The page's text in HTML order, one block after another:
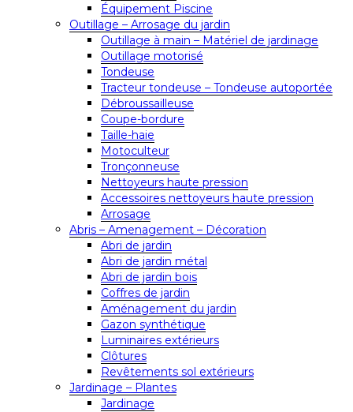
Équipement Piscine
Outillage – Arrosage du jardin
Outillage à main – Matériel de jardinage
Outillage motorisé
Tondeuse
Tracteur tondeuse – Tondeuse autoportée
Débroussailleuse
Coupe-bordure
Taille-haie
Motoculteur
Tronçonneuse
Nettoyeurs haute pression
Accessoires nettoyeurs haute pression
Arrosage
Abris – Amenagement – Décoration
Abri de jardin
Abri de jardin métal
Abri de jardin bois
Coffres de jardin
Aménagement du jardin
Gazon synthétique
Luminaires extérieurs
Clôtures
Revêtements sol extérieurs
Jardinage – Plantes
Jardinage